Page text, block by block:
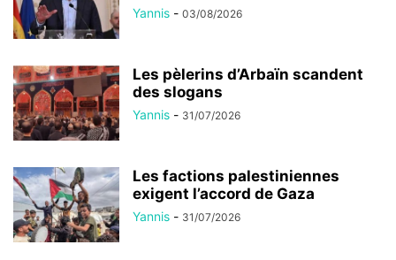
Yannis - 03/08/2026
Les pèlerins d’Arbaïn scandent
des slogans
Yannis - 31/07/2026
Les factions palestiniennes
exigent l’accord de Gaza
Yannis - 31/07/2026